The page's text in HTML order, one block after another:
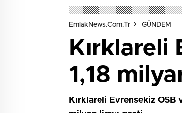
EmlakNews.com.tr GÜNDEM
Kırklareli
1,18
Kırklareli Evrensekiz OSB